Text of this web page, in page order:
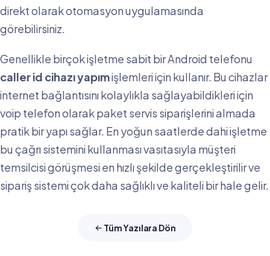
direkt olarak otomasyon uygulamasında
görebilirsiniz.
Genellikle birçok işletme sabit bir Android telefonu
caller id cihazı yapımişlemleri için kullanır. Bu cihazlar
internet bağlantısını kolaylıkla sağlayabildikleri için
voip telefon olarak paket servis siparişlerini almada
pratik bir yapı sağlar. En yoğun saatlerde dahi işletme
bu çağrı sistemini kullanması vasıtasıyla müşteri
temsilcisi görüşmesi en hızlı şekilde gerçekleştirilir ve
sipariş sistemi çok daha sağlıklı ve kaliteli bir hale gelir.
Tüm Yazılara Dön